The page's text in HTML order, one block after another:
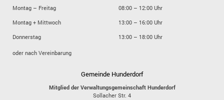
Montag – Freitag
08:00 – 12:00 Uhr
Montag + Mittwoch
13:00 – 16:00 Uhr
Donnerstag
13:00 – 18:00 Uhr
oder nach Vereinbarung
Gemeinde Hunderdorf
Mitglied der Verwaltungsgemeinschaft Hunderdorf
Sollacher Str. 4